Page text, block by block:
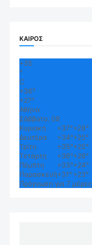
ΚΑΙΡΟΣ
+35
°
C
+36°
+27°
Αθήνα
Σάββατο, 08
Κυριακή
+37°+28°
Δευτέρα
+34°+25°
Τρίτη
+35°+25°
Τετάρτη
+36°+26°
Πέμπτη
+33°+24°
Παρασκευή+31°+23°
Πρόγνωση για 7 μέρες